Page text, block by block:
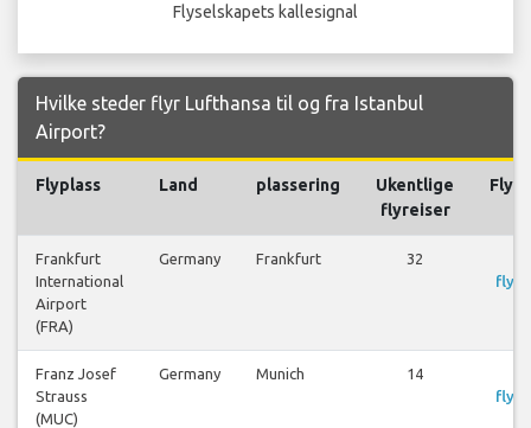
Flyselskapets kallesignal
Hvilke steder flyr Lufthansa til og fra Istanbul
Airport?
Flyplass Land plassering
Ukentlige
flyreiser
Frankfurt
International
Airport
(FRA)
Germany Frankfurt 32
Franz Josef
Strauss
(MUC)
Germany Munich 14